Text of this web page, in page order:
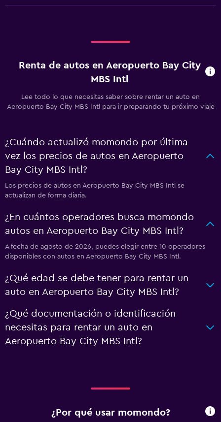
Renta de autos en Aeropuerto Bay City
MBS Intl
Lee todo lo que necesitas saber sobre rentar un auto en
Aeropuerto Bay City MBS Intl para ir preparando tu próximo viaje
¿Cuándo actualizó momondo por última
vez los precios de autos en Aeropuerto
Bay City MBS Intl?
Los precios de autos en Aeropuerto Bay City MBS Intl se
actualizan de forma diaria.
¿En cuántos operadores busca momondo
autos en Aeropuerto Bay City MBS Intl?
A fecha de agosto de 2026, puedes elegir entre 10 operadores
disponibles con autos en Aeropuerto Bay City MBS Intl.
¿Qué edad se debe tener para rentar un
auto en Aeropuerto Bay City MBS Intl?
¿Qué documentación o identificación
necesitas para rentar un auto en
Aeropuerto Bay City MBS Intl?
¿Por qué usar momondo?